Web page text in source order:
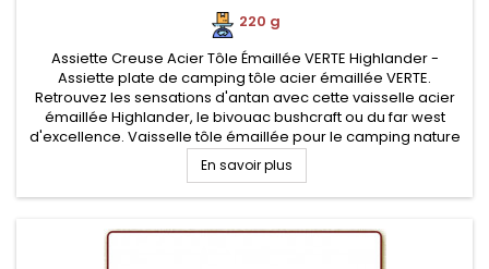
220 g
Assiette Creuse Acier Tôle Émaillée VERTE Highlander -
Assiette plate de camping tôle acier émaillée VERTE.
Retrouvez les sensations d'antan avec cette vaisselle acier
émaillée Highlander, le bivouac bushcraft ou du far west
d'excellence. Vaisselle tôle émaillée pour le camping nature
originel. Robustesse et facilité de nettoyage
En savoir plus